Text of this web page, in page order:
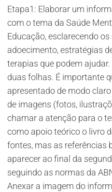
Etapa1: Elaborar um
com o tema da Saúde
Educação, esclarecendo
adoecimento, estratégias
terapias que podem
duas folhas. É importante
apresentado de modo
de imagens (fotos,
chamar a atenção para o
como apoio teórico o livro
fontes, mas as referências
aparecer ao final da
seguindo as normas da
Anexar a imagem do